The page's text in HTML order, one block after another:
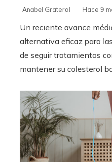
Anabel Graterol Hace 9
Un reciente avance
alternativa eficaz para
de seguir tratamientos
mantener su colesterol